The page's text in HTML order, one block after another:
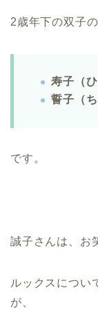
2歳年下の双子
寿子（
誓子（
です。
誠子さんは、お
ルックスについ
が、